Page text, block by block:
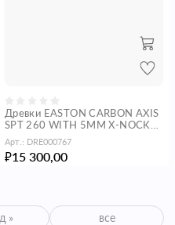
Древки EASTON CARBON AXIS
SPT 260 WITH 5MM X-NOCK
AND ALU HALF-OUT INSERT
12 штук
Арт.: DRE000767
₽15 300,00
все
»